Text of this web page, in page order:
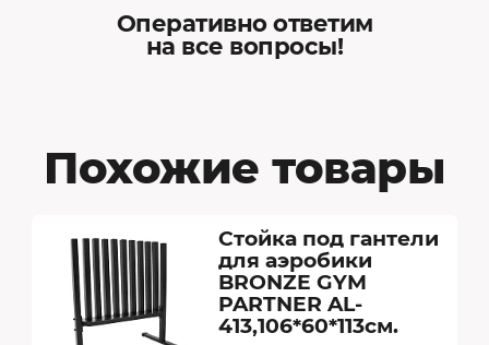
Оперативно ответим
на все вопросы!
Похожие товары
Стойка под гантели
для аэробики
BRONZE GYM
PARTNER AL-
413,106*60*113см.